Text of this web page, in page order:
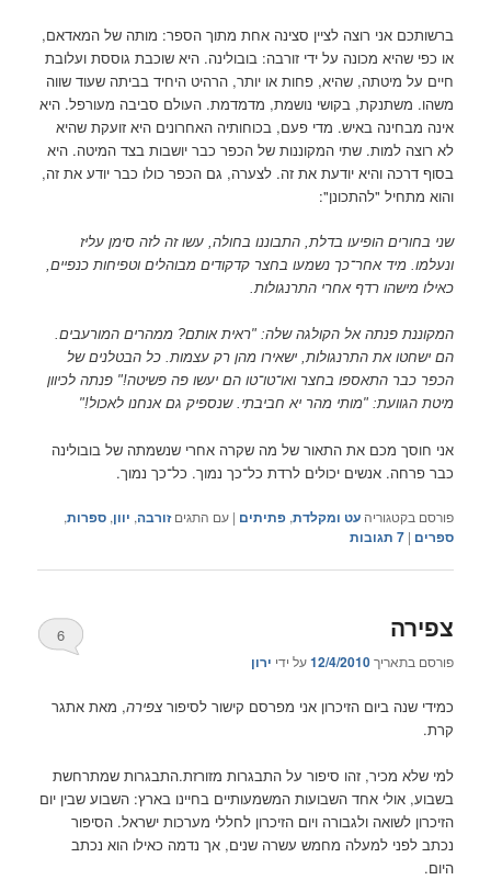
ברשותכם אני רוצה לציין סצינה אחת מתוך הספר: מותה של המאדאם,
או כפי שהיא מכונה על ידי זורבה: בובולינה. היא שוכבת גוססת ועלובת
חיים על מיטתה, שהיא, פחות או יותר, הרהיט היחיד בביתה שעוד שווה
משהו. משתנקת, בקושי נושמת, מדמדמת. העולם סביבה מעורפל. היא
אינה מבחינה באיש. מדי פעם, בכוחותיה האחרונים היא זועקת שהיא
לא רוצה למות. שתי המקוננות של הכפר כבר יושבות בצד המיטה. היא
בסוף דרכה והיא יודעת את זה. לצערה, גם הכפר כולו כבר יודע את זה,
והוא מתחיל "להתכונן":
שני בחורים הופיעו בדלת, התבוננו בחולה, עשו זה לזה סימן עליז
ונעלמו. מיד אחר־כך נשמעו בחצר קדקודים מבוהלים וטפיחות כנפיים,
כאילו מישהו רדף אחרי התרנגולות.
המקוננת פנתה אל הקולגה שלה: "ראית אותם? ממהרים המורעבים.
הם ישחטו את התרנגולות, ישאירו מהן רק עצמות. כל הבטלנים של
הכפר כבר התאספו בחצר ואו־טו־טו הם יעשו פה פשיטה!" פנתה לכיוון
מיטת הגוועת: "מותי מהר יא חביבתי. שנספיק גם אנחנו לאכול!"
אני חוסך מכם את התאור של מה שקרה אחרי שנשמתה של בובולינה
כבר פרחה. אנשים יכולים לרדת כל־כך נמוך. כל־כך נמוך.
פורסם בקטגוריה עט ומקלדת,פתיתים |עם התגים זורבה, יוון,ספרות,
ספרים |
7 תגובות
צפירה
פורסם בתאריך12/4/2010על ידי ירון
6
כמידי שנה ביום הזיכרון אני מפרסם קישור לסיפורצפירה, מאת אתגר
קרת.
למי שלא מכיר, זהו סיפור על התבגרות מזורזת.התבגרות שמתרחשת
בשבוע, אולי אחד השבועות המשמעותיים בחיינו בארץ: השבוע שבין יום
הזיכרון לשואה ולגבורה ויום הזיכרון לחללי מערכות ישראל. הסיפור
נכתב לפני למעלה מחמש עשרה שנים, אך נדמה כאילו הוא נכתב
היום.